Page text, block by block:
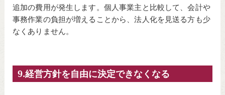
追加の費用が発生します。個人事業主と比較して、会計や
事務作業の負担が増えることから、法人化を見送る方も少
なくありません。
9.経営方針を自由に決定できなくなる